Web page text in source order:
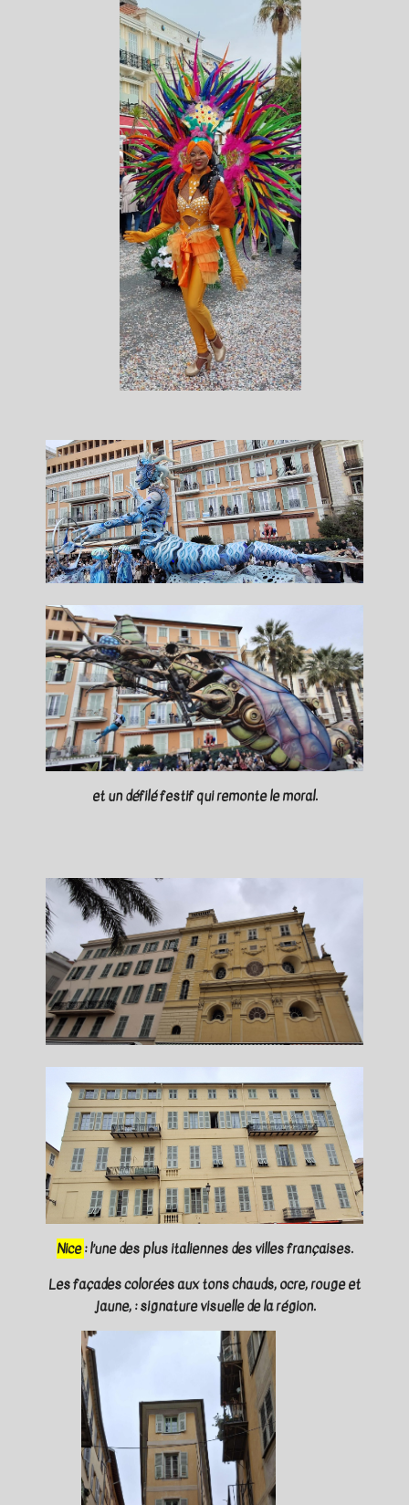
et un défilé festif qui remonte le moral.
Nice: l’une des plus italiennes des villes françaises.
Les façades colorées aux tons chauds, ocre, rouge et
jaune, : signature visuelle de la région.